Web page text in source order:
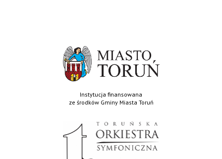
Instytucja finansowana
ze środków Gminy Miasta Toruń